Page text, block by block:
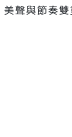
美聲與節奏